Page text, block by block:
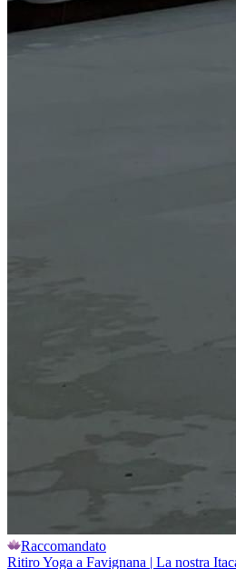
Raccomandato
Ritiro Yoga a Favignana | La nostra